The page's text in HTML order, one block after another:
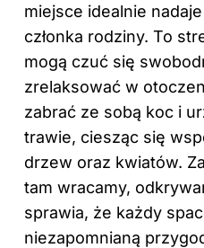
miejsce idealnie
członka rodziny. To
mogą czuć się
zrelaksować w
zabrać ze sobą koc i
trawie, ciesząc się
drzew oraz kwiatów.
tam wracamy,
sprawia, że każdy
niezapomnianą